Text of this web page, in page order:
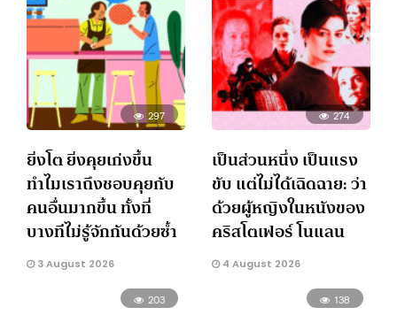
297
ยิ่งโต ยิ่งคุยเก่งขึ้น
ทำไมเราถึงชอบคุยกับ
คนอื่นมากขึ้น ทั้งที่
บางทีไม่รู้จักกันด้วยซ้ำ
3 August 2026
274
เป็นส่วนหนึ่ง เป็นแรง
ขับ แต่ไม่ได้เฉิดฉาย: ว่า
ด้วยผู้หญิงในหนังของ
คริสโตเฟอร์ โนแลน
4 August 2026
203 138